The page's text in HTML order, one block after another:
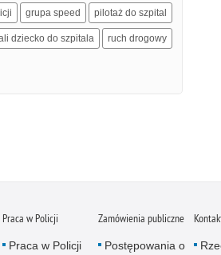
grupa speed pilotaż do szpital
dziecko do szpitala ruch drogowy
Praca w Policji
Praca w Policji
Zamówienia publiczne
Postępowania o